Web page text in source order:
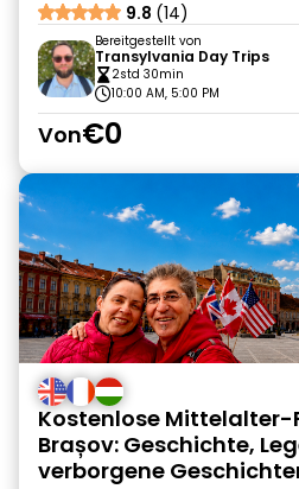
9.8 (14)
Bereitgestellt von
Transylvania Day Trips
2std 30min
10:00 AM, 5:00 PM
Von€0
Kostenlose Mittelalter-
Brașov: Geschichte,
verborgene